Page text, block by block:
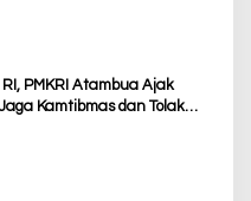
PMKRI Atambua Ajak
Kamtibmas dan Tolak